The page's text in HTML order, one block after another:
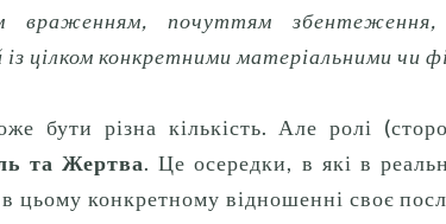
враженням, почуттям збентеження,
із цілком конкретними матеріальними чи
бути різна кількість. Але ролі
та Жертва. Це осередки, в які в
цьому конкретному відношенні своє